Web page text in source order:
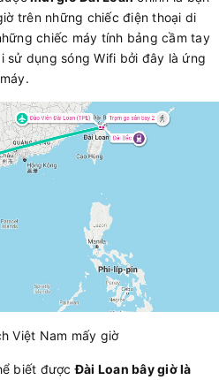
trên những chiếc điện thoại di
chiếc máy tính bảng cầm tay
sử dụng sóng Wifi bởi đây là ứng
Việt Nam mấy giờ
biết đượcĐài Loan bây giờ là